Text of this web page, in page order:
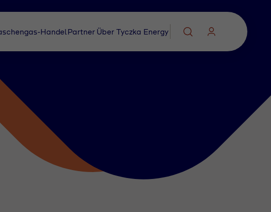
Handel Partner Über Tyczka Energy